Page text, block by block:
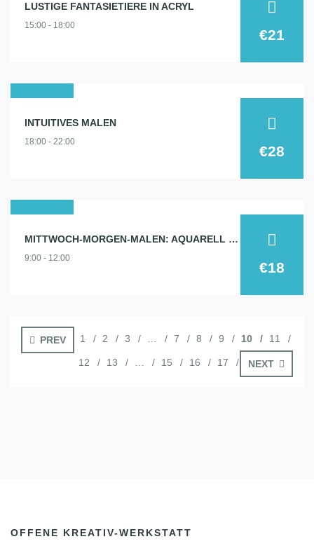
2025
LUSTIGE FANTASIETIERE IN ACRYL
15:00 - 18:00
€21
2025
INTUITIVES MALEN
18:00 - 22:00
€28
2025
MITTWOCH-MORGEN-MALEN: AQUARELL 5.3.
9:00 - 12:00
€18
PREV 1 2 3 7 8 9 10 11
12 13 15 16 17 NEXT
OFFENE KREATIV-WERKSTATT